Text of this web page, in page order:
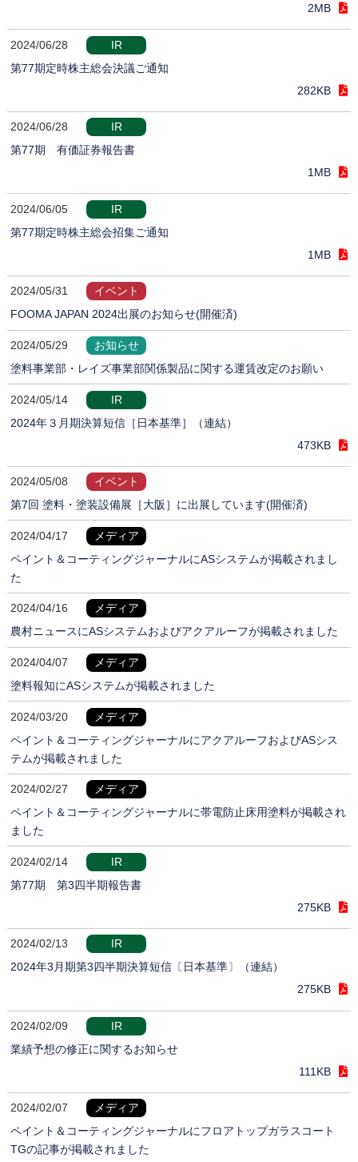
2MB
2024/06/28
IR
第77期定時株主総会決議ご通知
282KB
2024/06/28
IR
第77期 有価証券報告書
1MB
2024/06/05
IR
第77期定時株主総会招集ご通知
1MB
2024/05/31
イベント
FOOMA JAPAN 2024出展のお知らせ(開催済)
2024/05/29
お知らせ
塗料事業部・レイズ事業部関係製品に関する運賃改定のお願い
2024/05/14
IR
2024年３月期決算短信［日本基準］（連結）
473KB
2024/05/08
イベント
第7回 塗料・塗装設備展［大阪］に出展しています(開催済)
2024/04/17
メディア
ペイント＆コーティングジャーナルにASシステムが掲載されまし
た
2024/04/16
メディア
農村ニュースにASシステムおよびアクアルーフが掲載されました
2024/04/07
メディア
塗料報知にASシステムが掲載されました
2024/03/20
メディア
ペイント＆コーティングジャーナルにアクアルーフおよびASシス
テムが掲載されました
2024/02/27
メディア
ペイント＆コーティングジャーナルに帯電防止床用塗料が掲載され
ました
2024/02/14
IR
第77期 第3四半期報告書
275KB
2024/02/13
IR
2024年3月期第3四半期決算短信〔日本基準〕（連結）
275KB
2024/02/09
IR
業績予想の修正に関するお知らせ
111KB
2024/02/07
メディア
ペイント＆コーティングジャーナルにフロアトップガラスコート
TGの記事が掲載されました